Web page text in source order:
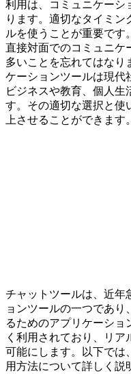
利用は、コミュニケーシ
ります。適切なタイミ
ルを使うことが重要です
直接対面でのコミュニケ
多いことを忘れてはなり
ケーションツールは現代
ビジネスや教育、個人生
す。その適切な選択と使
上させることができます。
チャットツールは、近年
ョンツールの一つであ
るためのアプリケーショ
く利用されており、リ
可能にします。以下では
用方法について詳しく説